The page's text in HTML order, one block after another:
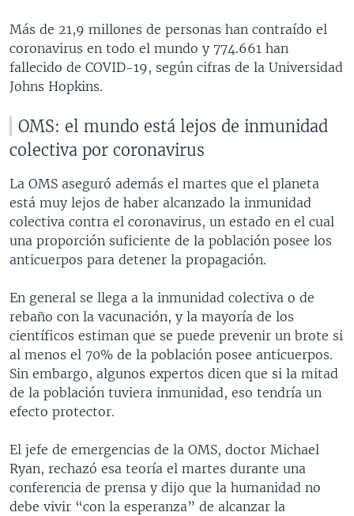
Más de 21,9 millones de personas han contraído el
coronavirus en todo el mundo y 774.661 han
fallecido de COVID-19, según cifras de la Universidad
Johns Hopkins.
OMS: el mundo está lejos de inmunidad
colectiva por coronavirus
La OMS aseguró además el martes que el planeta
está muy lejos de haber alcanzado la inmunidad
colectiva contra el coronavirus, un estado en el cual
una proporción suficiente de la población posee los
anticuerpos para detener la propagación.
En general se llega a la inmunidad colectiva o de
rebaño con la vacunación, y la mayoría de los
científicos estiman que se puede prevenir un brote si
al menos el 70% de la población posee anticuerpos.
Sin embargo, algunos expertos dicen que si la mitad
de la población tuviera inmunidad, eso tendría un
efecto protector.
El jefe de emergencias de la OMS, doctor Michael
Ryan, rechazó esa teoría el martes durante una
conferencia de prensa y dijo que la humanidad no
debe vivir “con la esperanza” de alcanzar la